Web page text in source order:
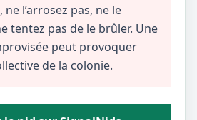
l’arrosez pas, ne le
tentez pas de le brûler. Une
peut provoquer
de la colonie.